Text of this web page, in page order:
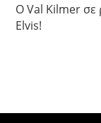
Ο Val Kilmer
Elvis!